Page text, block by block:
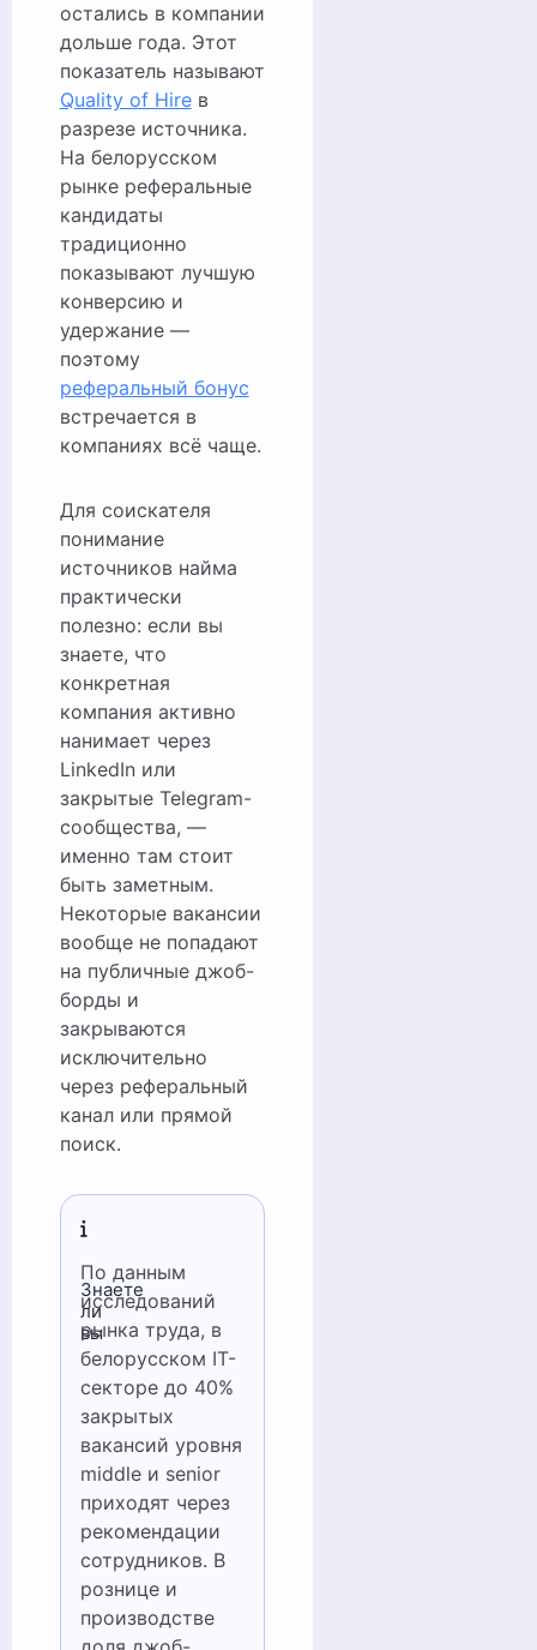
остались в компании
дольше года. Этот
показатель называют
Quality of Hireв
разрезе источника.
На белорусском
рынке реферальные
кандидаты
традиционно
показывают лучшую
конверсию и
удержание —
поэтому
реферальный бонус
встречается в
компаниях всё чаще.
Для соискателя
понимание
источников найма
практически
полезно: если вы
знаете, что
конкретная
компания активно
нанимает через
LinkedIn или
закрытые Telegram-
сообщества, —
именно там стоит
быть заметным.
Некоторые вакансии
вообще не попадают
на публичные джоб-
борды и
закрываются
исключительно
через реферальный
канал или прямой
поиск.
Знаете
ли
вы
По данным
исследований
рынка труда, в
белорусском IT-
секторе до 40%
закрытых
вакансий уровня
middle и senior
приходят через
рекомендации
сотрудников. В
рознице и
производстве